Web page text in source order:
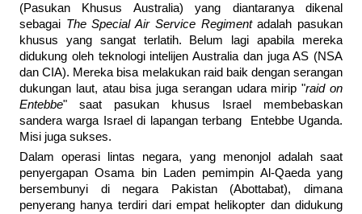
(Pasukan Khusus Australia) yang diantaranya dikenal
sebagai The Special Air Service Regimentadalah pasukan
khusus yang sangat terlatih. Belum lagi apabila mereka
didukung oleh teknologi intelijen Australia dan juga AS (NSA
dan CIA). Mereka bisa melakukan raid baik dengan serangan
dukungan laut, atau bisa juga serangan udara mirip "raid on
Entebbe" saat pasukan khusus Israel membebaskan
sandera warga Israel di lapangan terbang Entebbe Uganda.
Misi juga sukses.
Dalam operasi lintas negara, yang menonjol adalah saat
penyergapan Osama bin Laden pemimpin Al-Qaeda yang
bersembunyi di negara Pakistan (Abottabat), dimana
penyerang hanya terdiri dari empat helikopter dan didukung